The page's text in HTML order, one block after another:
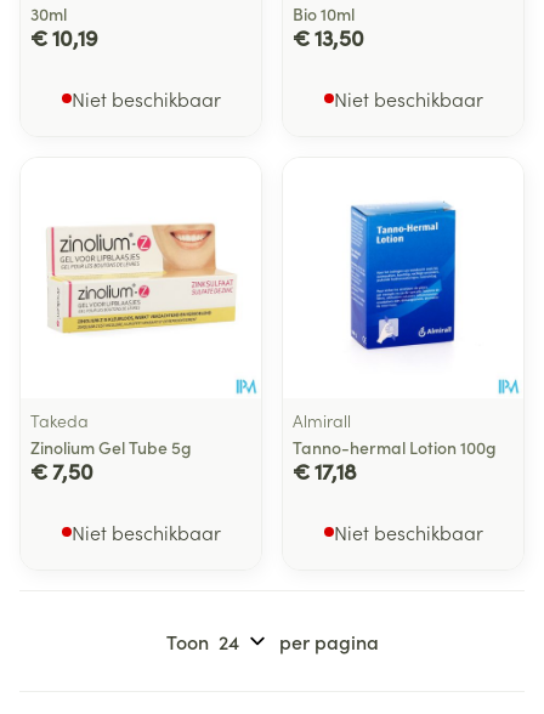
30ml
€ 10,19
Niet beschikbaar
Bio 10ml
€ 13,50
Niet beschikbaar
Takeda
Zinolium Gel Tube 5g
€ 7,50
Niet beschikbaar
Almirall
Tanno-hermal Lotion 100g
€ 17,18
Niet beschikbaar
Toon per pagina